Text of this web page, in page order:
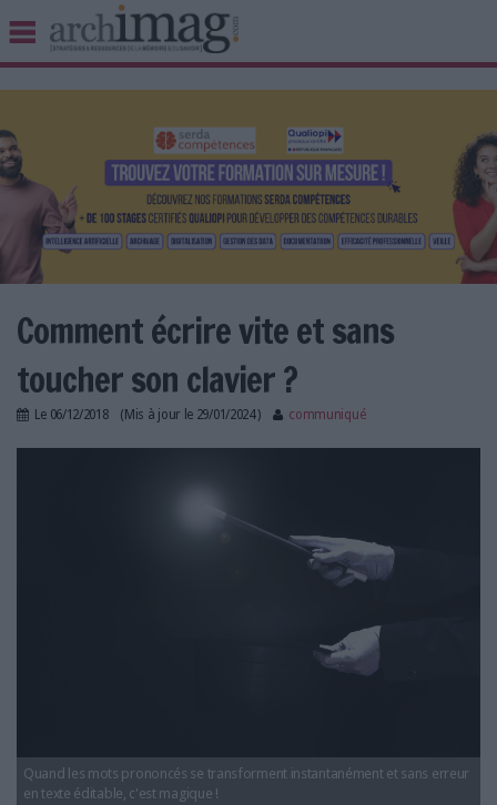
BIBLIOTHÈQUE ÉDITION
UNIVERS DATA
TRAVAIL COLLABORATIF
VIE NUMÉRIQUE
NUMÉRIQUE RESPONSABLE
LES DOSSIERS
Comment écrire vite et sans
toucher son clavier ?
Le 06/12/2018 (Mis à jour le 29/01/2024) communiqué
Quand les mots prononcés se transforment instantanément et sans erreur
en texte éditable, c'est magique !